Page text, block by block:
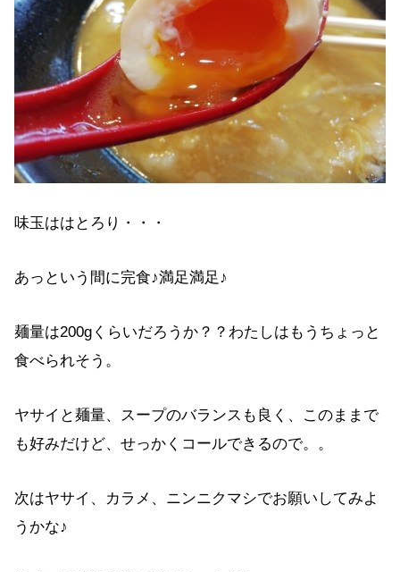
味玉ははとろり・・・
あっという間に完食♪満足満足♪
麺量は200gくらいだろうか？？わたしはもうちょっと
食べられそう。
ヤサイと麺量、スープのバランスも良く、このままで
も好みだけど、せっかくコールできるので。。
次はヤサイ、カラメ、ニンニクマシでお願いしてみよ
うかな♪